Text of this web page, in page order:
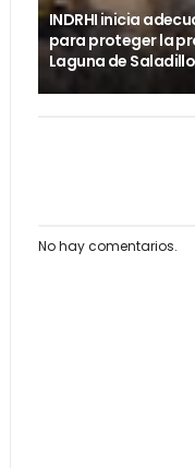
INDRHI inicia
para proteger la
Laguna de Saladillo
No hay comentarios.